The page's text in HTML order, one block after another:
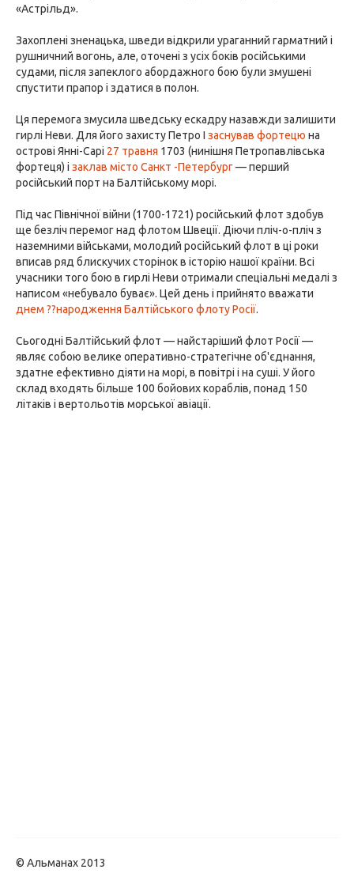
«Астрільд».
Захоплені зненацька, шведи відкрили ураганний гарматний і
рушничний вогонь, але, оточені з усіх боків російськими
судами, після запеклого абордажного бою були змушені
спустити прапор і здатися в полон.
Ця перемога змусила шведську ескадру назавжди залишити
гирлі Неви. Для його захисту Петро I заснував фортецю на
острові Янні-Сарі 27 травня 1703 (нинішня Петропавлівська
фортеця) і заклав місто Санкт -Петербург— перший
російський порт на Балтійському морі.
Під час Північної війни (1700-1721) російський флот здобув
ще безліч перемог над флотом Швеції. Діючи пліч-о-пліч з
наземними військами, молодий російський флот в ці роки
вписав ряд блискучих сторінок в історію нашої країни. Всі
учасники того бою в гирлі Неви отримали спеціальні медалі з
написом «небувало буває». Цей день і прийнято вважати
днем ??народження Балтійського флоту Росії.
Сьогодні Балтійський флот — найстаріший флот Росії —
являє собою велике оперативно-стратегічне об'єднання,
здатне ефективно діяти на морі, в повітрі і на суші. У його
склад входять більше 100 бойових кораблів, понад 150
літаків і вертольотів морської авіації.
© Альманах 2013